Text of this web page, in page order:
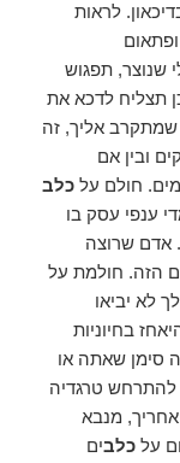
לראות
שנוצר, תפגוש
תצליח לדכא את
שמתקרב אליך, זה
ובין אם
חולם עלכלב
ענפי עסק בו
אדם שרוצה
הזה. חולמת על
לא יביאו
בחיוניות
סימן שאתה או
להתרחש טרגדיה
מנבא
עלכלבים